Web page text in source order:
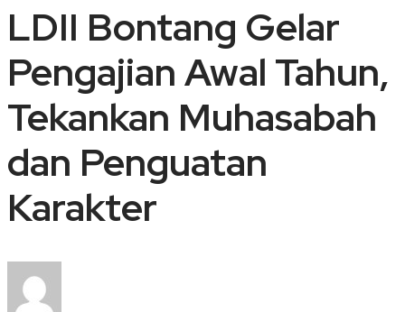
LDII Bontang Gelar
Pengajian Awal Tahun,
Tekankan Muhasabah
dan Penguatan
Karakter